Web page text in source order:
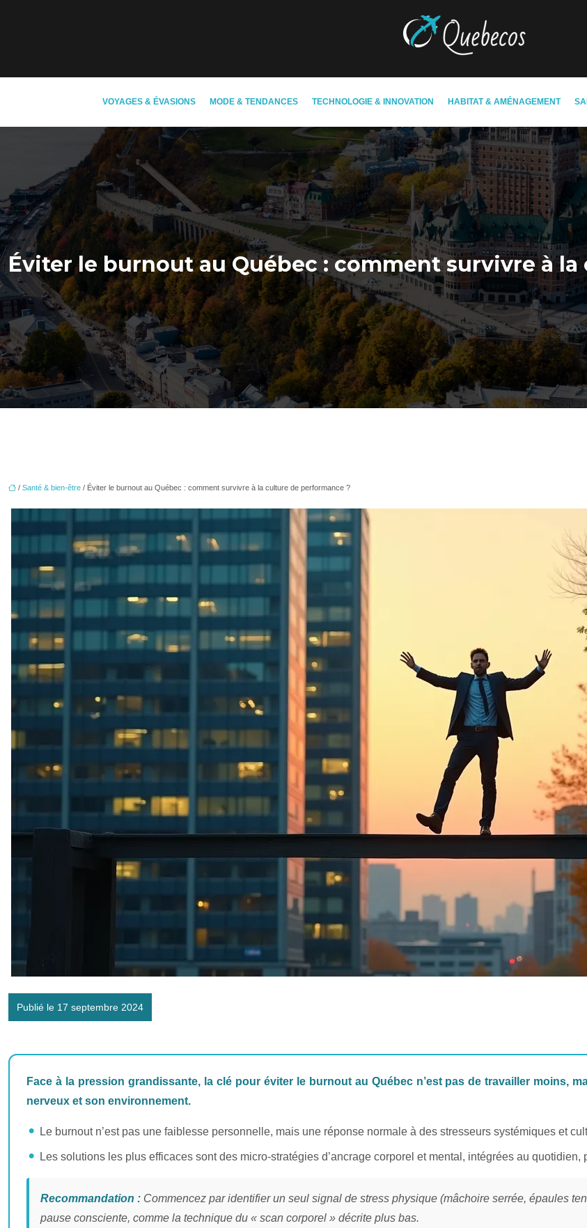
VOYAGES & ÉVASIONS MODE & TENDANCES TECHNOLOGIE & INNOVATION HABITAT & AMÉNAGEMENT
Éviter le burnout au Québec : comment survivre à
/ Santé & bien-être / Éviter le burnout au Québec : comment survivre à la culture de performance ?
Publié le 17 septembre 2024
Face à la pression grandissante, la clé pour éviter le burnout au Québec n’est pas de travailler moins,
nerveux et son environnement.
Le burnout n’est pas une faiblesse personnelle, mais une réponse normale à des stresseurs systémiques et
Les solutions les plus efficaces sont des micro-stratégies d’ancrage corporel et mental, intégrées au
Recommandation : Commencez par identifier un seul signal de stress physique (mâchoire serrée, épaules
pause consciente, comme la technique du « scan corporel » décrite plus bas.